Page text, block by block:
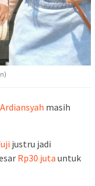
masih
justru jadi
Rp30 juta untuk